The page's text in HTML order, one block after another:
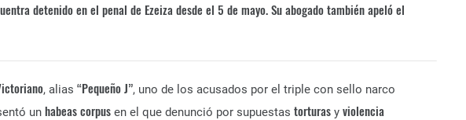
detenido en el penal de Ezeiza desde el 5 de mayo. Su abogado también apeló el
, alias “Pequeño J”, uno de los acusados por el triple con sello narco
un habeas corpus en el que denunció por supuestas torturas y violencia